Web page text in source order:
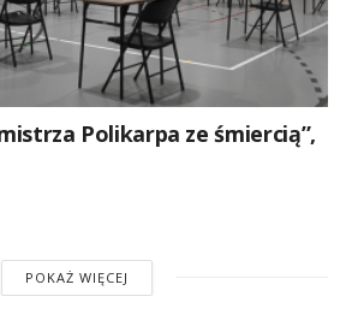
Polikarpa ze śmiercią”,
POKAŻ WIĘCEJ